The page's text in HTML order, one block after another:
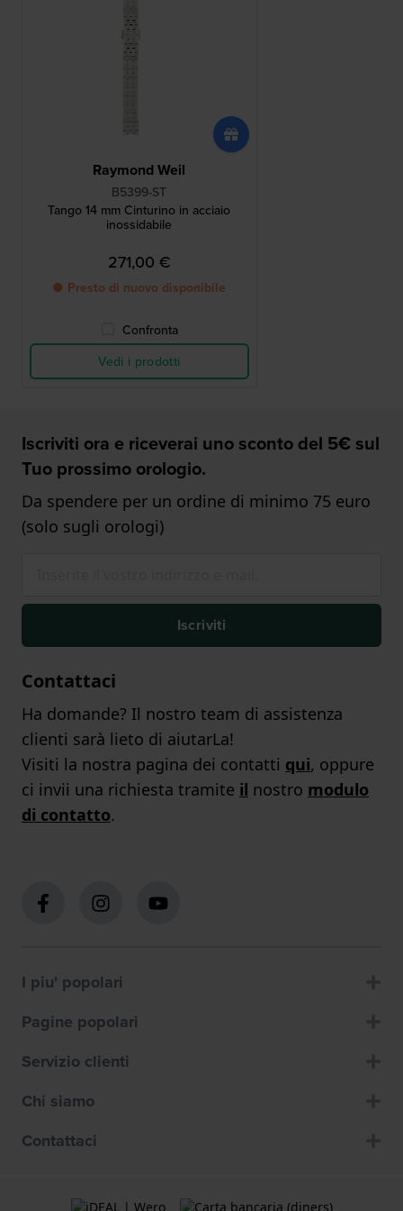
Raymond Weil
B5399-ST
Tango 14 mm Cinturino in acciaio
inossidabile
271,00 €
● Presto di nuovo disponibile
Confronta
Vedi i prodotti
Iscriviti ora e riceverai uno sconto del 5€ sul
Tuo prossimo orologio.
Da spendere per un ordine di minimo 75 euro
(solo sugli orologi)
Iscriviti
Contattaci
Ha domande? Il nostro team di assistenza
clienti sarà lieto di aiutarLa!
Visiti la nostra pagina dei contatti qui, oppure
ci invii una richiesta tramite il nostro modulo
di contatto.
I piu' popolari
Pagine popolari
Servizio clienti
Chi siamo
Contattaci